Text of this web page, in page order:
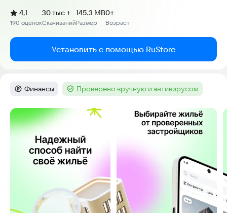
Рейтинг:
4,1
(
190 оценок
)
Скачиваний
30 тыс +
Размер
145.3 MB
Возраст
0+
Установить с помощью RuStore
Категория:
Финансы Тег :Проверено вручную и антивирусом
Скриншоты